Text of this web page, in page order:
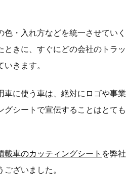
・入れ方などを統一させていく
ときに、すぐにどの会社のトラッ
きます。
車に使う車は、絶対にロゴや事業
グシートで宣伝することはとても
載車のカッティングシート を弊社
ざいました。